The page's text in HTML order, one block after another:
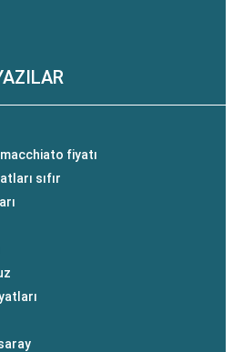
fiyatı
sıfır